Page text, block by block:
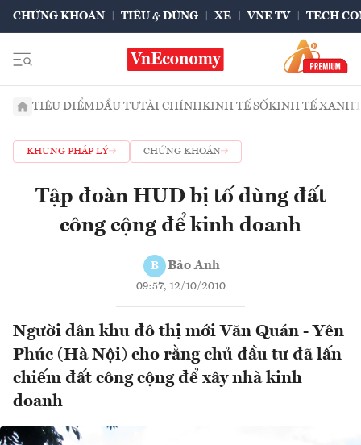
CHỨNG KHOÁN TIÊU & DÙNG XE VNE TV TECH
TIÊU ĐIỂMĐẦU TƯTÀI CHÍNHKINH TẾ SỐKINH TẾ XANH
KHUNG PHÁP LÝ CHỨNG KHOÁN
Tập đoàn HUD bị tố dùng đất
công cộng để kinh doanh
B Bảo Anh
09:57, 12/10/2010
Người dân khu đô thị mới Văn Quán - Yên
Phúc (Hà Nội) cho rằng chủ đầu tư đã lấn
chiếm đất công cộng để xây nhà kinh
doanh